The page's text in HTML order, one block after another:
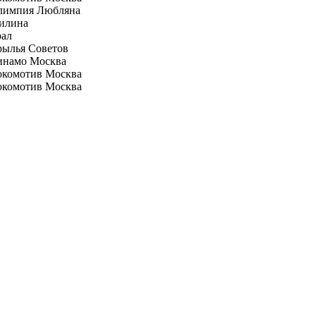
Любляна
Советов
Москва
Москва
Москва